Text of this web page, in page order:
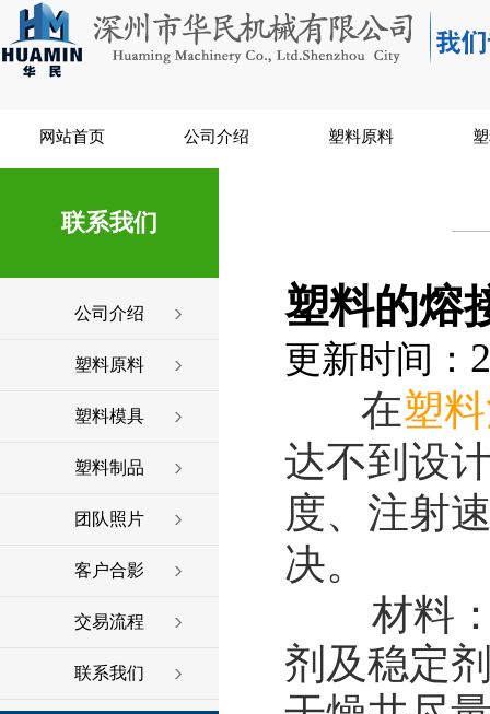
网站首页 公司介绍 塑料原料
联系我们
公司介绍
塑料原料
塑料模具
塑料制品
团队照片
客户合影
交易流程
联系我们
塑料的熔
更新时间：
在塑
达不到设
度、注射
决。
材料：
剂及稳定